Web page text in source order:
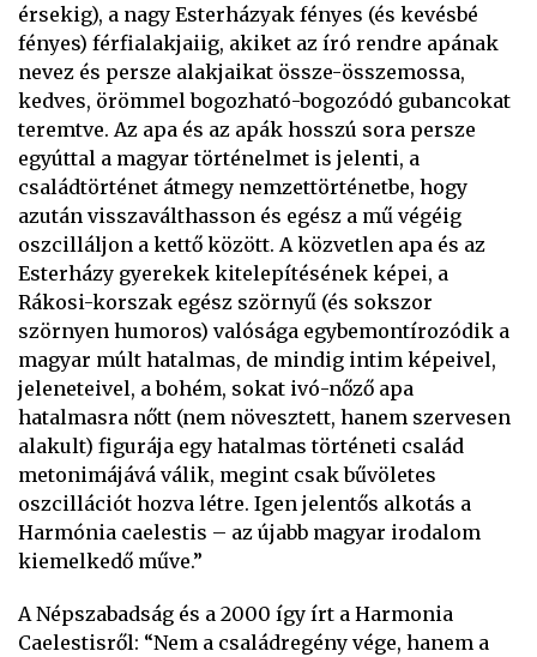
érsekig), a nagy Esterházyak fényes (és kevésbé
fényes) férfialakjaiig, akiket az író rendre apának
nevez és persze alakjaikat össze-összemossa,
kedves, örömmel bogozható-bogozódó gubancokat
teremtve. Az apa és az apák hosszú sora persze
egyúttal a magyar történelmet is jelenti, a
családtörténet átmegy nemzettörténetbe, hogy
azután visszaválthasson és egész a mű végéig
oszcilláljon a kettő között. A közvetlen apa és az
Esterházy gyerekek kitelepítésének képei, a
Rákosi-korszak egész szörnyű (és sokszor
szörnyen humoros) valósága egybemontírozódik a
magyar múlt hatalmas, de mindig intim képeivel,
jeleneteivel, a bohém, sokat ivó-nőző apa
hatalmasra nőtt (nem növesztett, hanem szervesen
alakult) figurája egy hatalmas történeti család
metonimájává válik, megint csak bűvöletes
oszcillációt hozva létre. Igen jelentős alkotás a
Harmónia caelestis – az újabb magyar irodalom
kiemelkedő műve.”
A Népszabadság és a 2000 így írt a Harmonia
Caelestisről: “Nem a családregény vége, hanem a